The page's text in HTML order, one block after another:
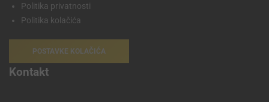
Politika privatnosti
Politika kolačića
POSTAVKE KOLAČIĆA
Kontakt